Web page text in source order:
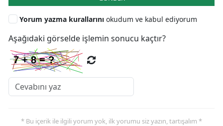
Yorum yazma kurallarını okudum ve kabul ediyorum
Aşağıdaki görselde işlemin sonucu kaçtır?
* Bu içerik ile ilgili yorum yok, ilk yorumu siz yazın, tartışalım *